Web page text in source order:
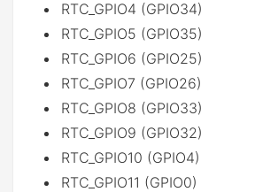
RTC_GPIO4 (GPIO34)
RTC_GPIO5 (GPIO35)
RTC_GPIO6 (GPIO25)
RTC_GPIO7 (GPIO26)
RTC_GPIO8 (GPIO33)
RTC_GPIO9 (GPIO32)
RTC_GPIO10 (GPIO4)
RTC_GPIO11 (GPIO0)